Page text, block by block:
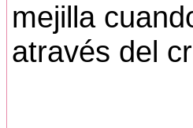
mejilla
através del